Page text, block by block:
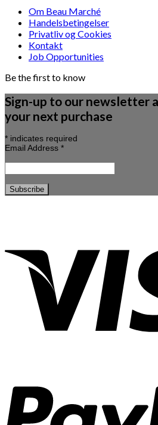
Om Beau Marché
Handelsbetingelser
Privatliv og Cookies
Kontakt
Job Opportunities
Be the first to know
Sign-up to our newsletter
your next purchase
* indicates required
Email Address *